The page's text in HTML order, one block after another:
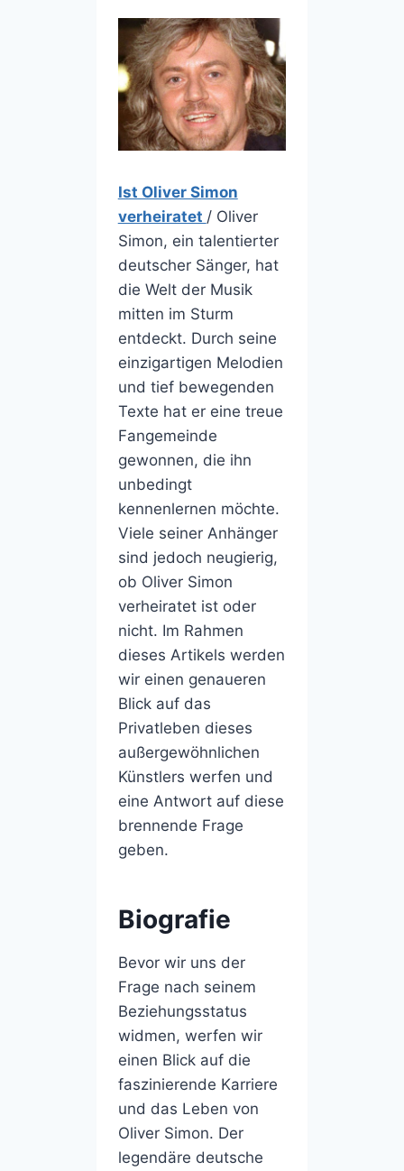
Ist Oliver Simon
verheiratet / Oliver
Simon, ein talentierter
deutscher Sänger, hat
die Welt der Musik
mitten im Sturm
entdeckt. Durch seine
einzigartigen Melodien
und tief bewegenden
Texte hat er eine treue
Fangemeinde
gewonnen, die ihn
unbedingt
kennenlernen möchte.
Viele seiner Anhänger
sind jedoch neugierig,
ob Oliver Simon
verheiratet ist oder
nicht. Im Rahmen
dieses Artikels werden
wir einen genaueren
Blick auf das
Privatleben dieses
außergewöhnlichen
Künstlers werfen und
eine Antwort auf diese
brennende Frage
geben.
Biografie
Bevor wir uns der
Frage nach seinem
Beziehungsstatus
widmen, werfen wir
einen Blick auf die
faszinierende Karriere
und das Leben von
Oliver Simon. Der
legendäre deutsche